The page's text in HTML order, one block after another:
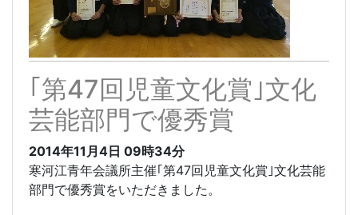
｢第47回児童文化賞｣文化
芸能部門で優秀賞
2014年11月4日 09時34分
寒河江青年会議所主催｢第47回児童文化賞｣文化芸能
部門で優秀賞をいただきました。